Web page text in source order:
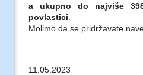
a ukupno do najviše
povlastici
Molimo da se pridržavate
11.05.2023